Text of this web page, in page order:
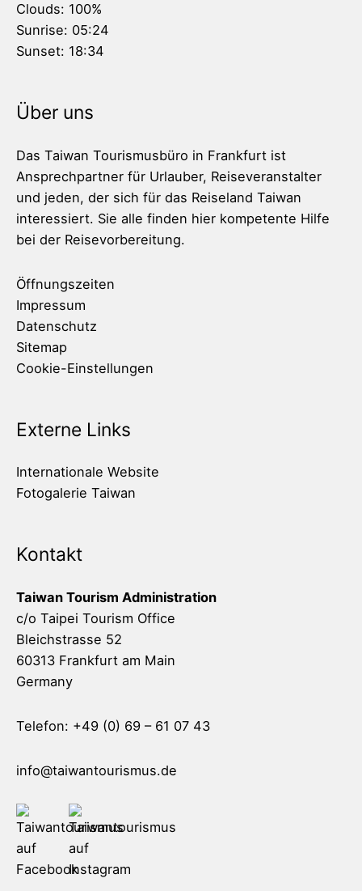
Clouds: 100%
Sunrise: 05:24
Sunset: 18:34
Über uns
Das Taiwan Tourismusbüro in Frankfurt ist
Ansprechpartner für Urlauber, Reiseveranstalter
und jeden, der sich für das Reiseland Taiwan
interessiert. Sie alle finden hier kompetente Hilfe
bei der Reisevorbereitung.
Öffnungszeiten
Impressum
Datenschutz
Sitemap
Cookie-Einstellungen
Externe Links
Internationale Website
Fotogalerie Taiwan
Kontakt
Taiwan Tourism Administration
c/o Taipei Tourism Office
Bleichstrasse 52
60313 Frankfurt am Main
Germany
Telefon: +49 (0) 69 – 61 07 43
info@taiwantourismus.de